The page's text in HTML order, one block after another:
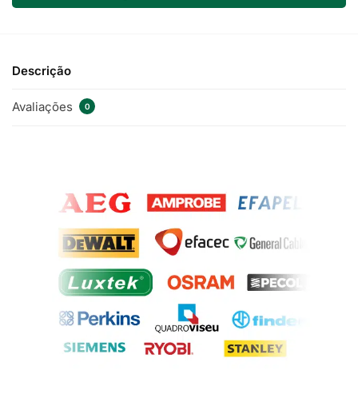
Descrição
Avaliações 0